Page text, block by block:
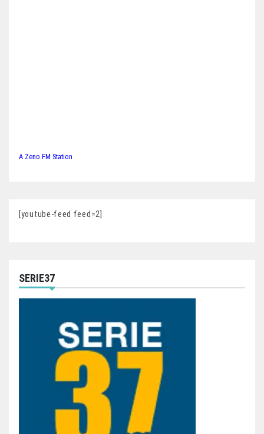
A Zeno.FM Station
[youtube-feed feed=2]
SERIE37